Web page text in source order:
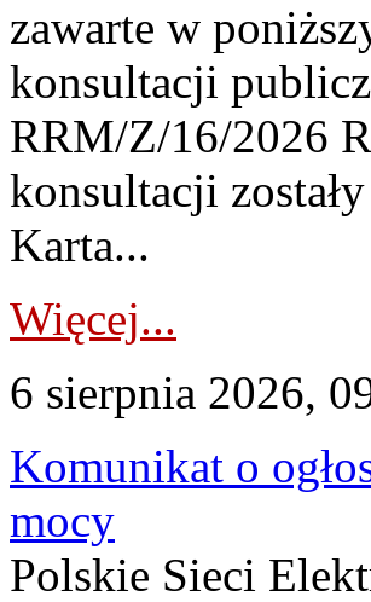
zawarte w
konsultacji
RRM/Z/16/2026
konsultacji
Karta...
Więcej...
6 sierpnia 2026,
Komunikat o
mocy
Polskie Sieci